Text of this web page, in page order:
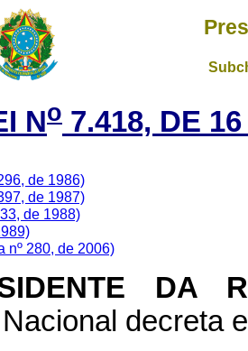
No 7.418, DE
de 1986)
de 1987)
de 1988)
nº 280, de 2006)
DA
decreta